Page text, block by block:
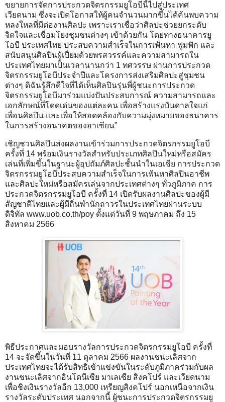
ขยายการจัดการประกวดจิตรกรรมยูโอบีนี้ไปสู่ประเทศ
เวียดนาม ซึ่งจะเปิดโอกาสให้ผู้คนจำนวนมากขึ้นได้ค้นพบความ
หลงใหลที่มีต่องานศิลปะ เพราะเราเชื่อว่าศิลปะช่วยยกระดับ
จิตใจและเชื่อมโยงชุมชนต่างๆ เข้าด้วยกัน โดยทางธนาคารยู
โอบี ประเทศไทย ประสบความสำเร็จในการเฟ้นหา ฟูมฟัก และ
สนับสนุนศิลปินผู้เปี่ยมด้วยพรสวรรค์และความสามารถใน
ประเทศไทยมาเป็นเวลานานกว่า 1 ทศวรรษ ผ่านการประกวด
จิตรกรรมยูโอบีประจำปีและโครงการส่งเสริมศิลปะสู่ชุมชน
ต่างๆ ดิฉันรู้สึกดีใจที่ได้เห็นศิลปินรุ่นพี่ผู้ชนะการประกวด
จิตรกรรมยูโอบีมาร่วมแบ่งปันประสบการณ์ ความสามารถและ
เอกลักษณ์ที่โดดเด่นของแต่ละคน เพื่อสร้างแรงบันดาลใจแก่
เพื่อนศิลปิน และเพื่อให้สอดคล้องกับความมุ่งหมายของธนาคาร
ในการสร้างอนาคตของอาเซียน”
เชิญชวนศิลปินส่งผลงานเข้าร่วมการประกวดจิตรกรรมยูโอบี
ครั้งที่ 14 พร้อมเงินรางวัลสำหรับประเภทศิลปินใหม่หรือสมัคร
เล่นที่เพิ่มขึ้นในฐานะผู้อุปถัมภ์ศิลปะชั้นนำในเอเชีย การประกวด
จิตรกรรมยูโอบีประสบความสำเร็จในการเฟ้นหาศิลปินอาชีพ
และศิลปะใหม่หรือสมัครเล่นจากประเทศต่างๆ ทั่วภูมิภาค การ
ประกวดจิตรกรรมยูโอบี ครั้งที่ 14 เปิดรับผลงานศิลปะของผู้มี
สัญชาติไทยและผู้มีถิ่นพำนักถาวรในประเทศไทยผ่านระบบ
ดิจิทัล www.uob.co.th/poy ตั้งแต่วันที่ 9 พฤษภาคม ถึง 15
สิงหาคม 2566
พิธีประกาศและมอบรางวัลการประกวดจิตรกรรมยูโอบี ครั้งที่
14 จะจัดขึ้นในวันที่ 11 ตุลาคม 2566 ผลงานชนะเลิศจาก
ประเทศไทยจะได้รับสิทธิเข้าแข่งขันในระดับภูมิภาคร่วมกับผล
งานชนะเลิศจากอินโดนีเซีย มาเลเซีย สิงคโปร์ และเวียดนาม
เพื่อชิงเงินรางวัลอีก 13,000 เหรียญสิงคโปร์ นอกเหนือจากเงิน
รางวัลระดับประเทศ นอกจากนี้ ผู้ชนะการประกวดจิตรกรรมยู